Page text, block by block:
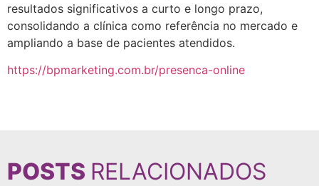
resultados significativos a curto e longo prazo,
consolidando a clínica como referência no mercado e
ampliando a base de pacientes atendidos.
https://bpmarketing.com.br/presenca-online
POSTS RELACIONADOS